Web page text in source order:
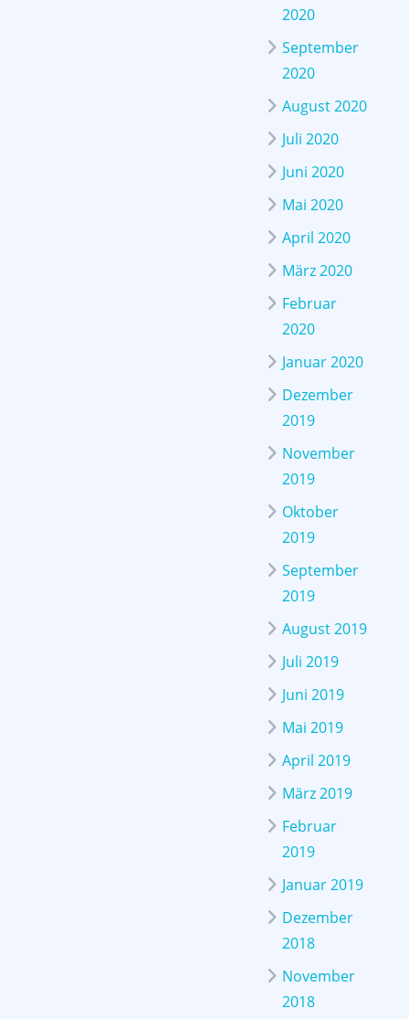
2020
September
2020
August 2020
Juli 2020
Juni 2020
Mai 2020
April 2020
März 2020
Februar
2020
Januar 2020
Dezember
2019
November
2019
Oktober
2019
September
2019
August 2019
Juli 2019
Juni 2019
Mai 2019
April 2019
März 2019
Februar
2019
Januar 2019
Dezember
2018
November
2018